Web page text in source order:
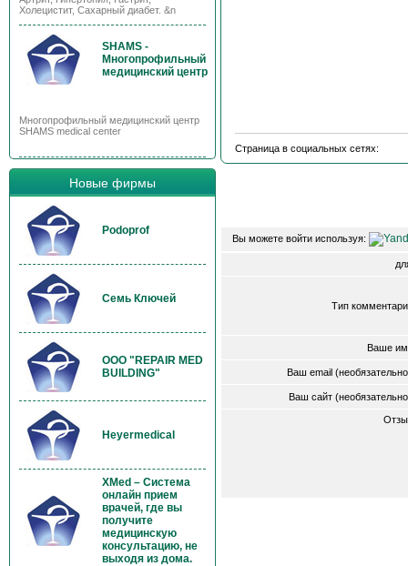
Холецистит, Сахарный диабет. &n
SHAMS -
Многопрофильный
медицинский центр
Многопрофильный медицинский центр
SHAMS medical center
Новые фирмы
Podoprof
Семь Ключей
OOO "REPAIR MED
BUILDING"
Heyermedical
XMed – Система
онлайн прием
врачей, где вы
получите
медицинскую
консультацию, не
выходя из дома.
Страница в социальных сетях:
Вы можете войти используя:
Тип
Ваше
Ваш email
Ваш сайт